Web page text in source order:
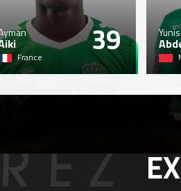
39
France
Yunis